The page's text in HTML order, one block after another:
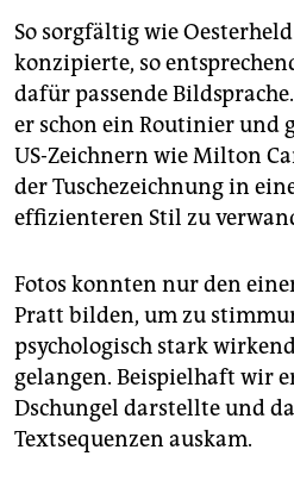
So sorgfältig wie
konzipierte, so
dafür passende
er schon ein Routinier und
US-Zeichnern wie Milton
der Tuschezeichnung in
effizienteren Stil zu
Fotos konnten nur den
Pratt bilden, um zu
psychologisch stark
gelangen. Beispielhaft wir
Dschungel darstellte und
Textsequenzen auskam.